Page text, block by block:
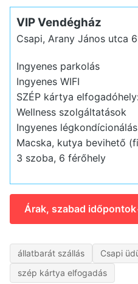
VIP Vendégház
Csapi, Arany János utca
Ingyenes parkolás
Ingyenes WIFI
SZÉP kártya
Wellness szolgáltatások
Ingyenes légkondícionálás
Macska, kutya bevihető
3 szoba, 6 férőhely
Árak, szabad időpontok
állatbarát szállás
Csapi
szép kártya elfogadás